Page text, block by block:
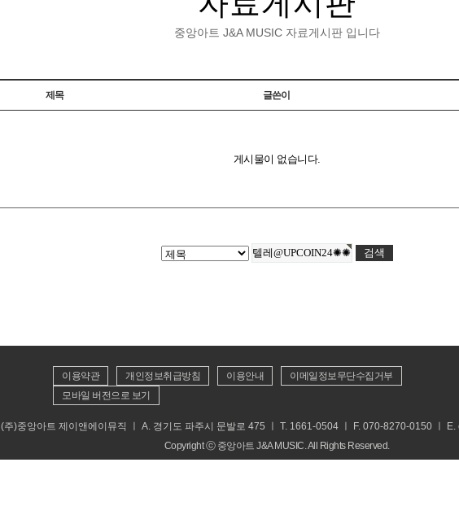
중앙아트 J&A MUSIC 자료게시판 입니다
제목 글쓴이
게시물이 없습니다.
이용약관 개인정보취급방침 이용안내
이메일정보무단수집거부
모바일 버전으로 보기
(주)중앙아트 제이앤에이뮤직 ㅣ A. 경기도 파주시 문발로 475 ㅣ T. 1661-0504 ㅣ F. 070-8270-0150 ㅣ
Copyright ⓒ 중앙아트 J&A MUSIC. All Rights Reserved.